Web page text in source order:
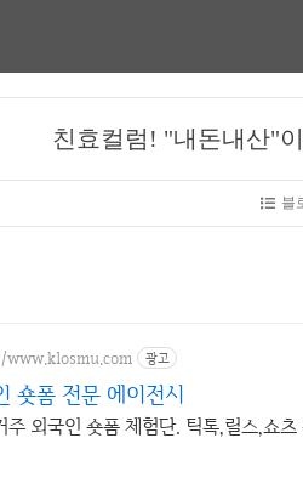
친효컬럼! "내돈내산"
블
광고
숏폼 전문 에이전시
주 외국인 숏폼 체험단. 틱톡,릴스,쇼